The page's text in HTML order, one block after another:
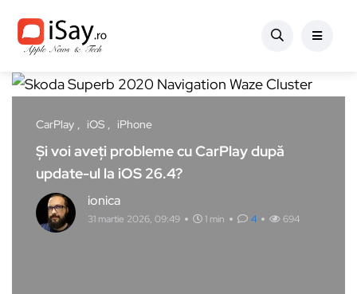
CarPlay iOS iPhone
Și voi aveți probleme cu CarPlay după
update-ul la iOS 26.4?
ionica
31 martie 2026, 09:49 1 min 4 694